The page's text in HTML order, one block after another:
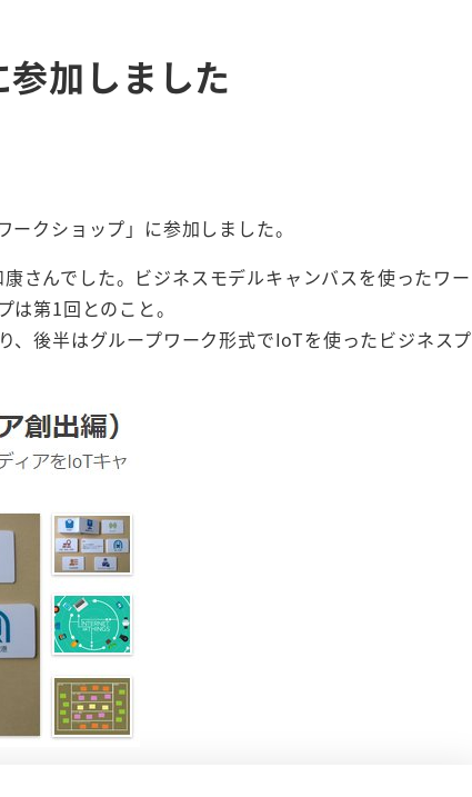
加しました
クショップ」に参加しました。
さんでした。ビジネスモデルキャンバスを使ったワー
第1回とのこと。
後半はグループワーク形式でIoTを使ったビジネスプ